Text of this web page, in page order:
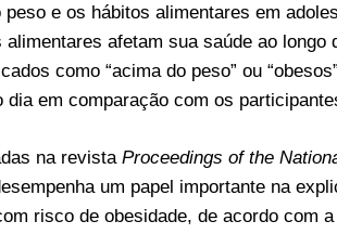
e os hábitos alimentares em
afetam sua saúde ao longo
como “acima do peso” ou
em comparação com os
na revista Proceedings of the
um papel importante na
risco de obesidade, de acordo com